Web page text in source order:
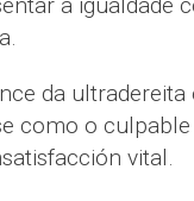
da
como o
vital.